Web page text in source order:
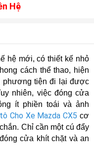
Hệ
hệ mới, có thiết kế nhỏ
cách thể thao, hiện
phương tiện đi lại được
nhiên, việc đóng cửa
ít phiền toái và ảnh
Cho Xe Mazda CX5 cơ
Chỉ cần một cú đẩy
cửa khít chặt và an